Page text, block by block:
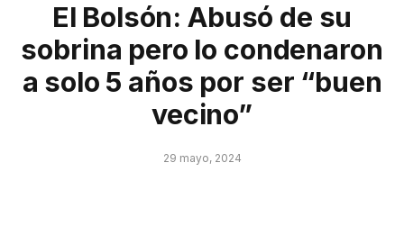
El Bolsón: Abusó de su
sobrina pero lo condenaron
a solo 5 años por ser “buen
vecino”
29 mayo, 2024